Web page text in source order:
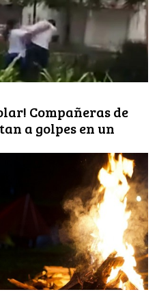
Compañeras de
a golpes en un